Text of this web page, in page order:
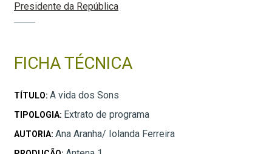
Presidente da República
FICHA TÉCNICA
TÍTULO: A vida dos Sons
TIPOLOGIA: Extrato de programa
AUTORIA: Ana Aranha/ Iolanda Ferreira